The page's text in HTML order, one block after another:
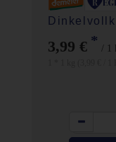
3,99 € * / 1
Anzahl